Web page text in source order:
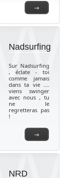
→
→
Nadsurfing
Sur Nadsurfing
, éclate - toi
comme jamais
dans ta vie ....
viens swinger
avec nous , tu
ne le
regretteras pas
!
NRD